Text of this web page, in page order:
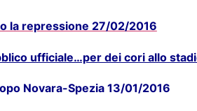
la repressione 27/02/2016
ufficiale…per dei cori allo
Novara-Spezia 13/01/2016